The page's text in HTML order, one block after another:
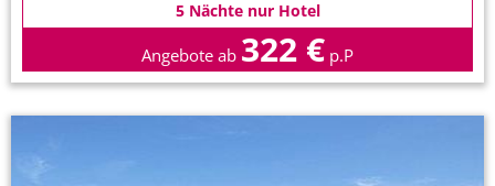
5 Nächte nur Hotel
Angebote ab 322 € p.P